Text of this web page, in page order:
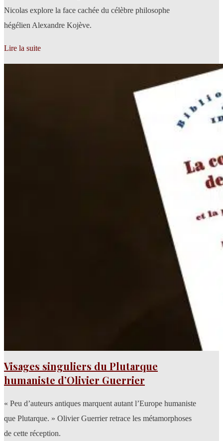
Nicolas explore la face cachée du célèbre philosophe
hégélien Alexandre Kojève.
Lire la suite
Visages singuliers du Plutarque
humaniste d’Olivier Guerrier
« Peu d’auteurs antiques marquent autant l’Europe humaniste
que Plutarque. » Olivier Guerrier retrace les métamorphoses
de cette réception.